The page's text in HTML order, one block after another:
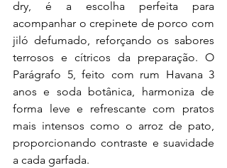
dry, é a escolha perfeita para
acompanhar o crepinete de porco com
jiló defumado, reforçando os sabores
terrosos e cítricos da preparação. O
Parágrafo 5, feito com rum Havana 3
anos e soda botânica, harmoniza de
forma leve e refrescante com pratos
mais intensos como o arroz de pato,
proporcionando contraste e suavidade
a cada garfada.